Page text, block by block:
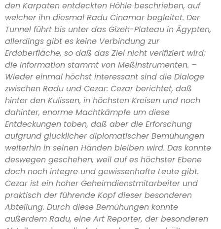
den Karpaten entdeckten Höhle beschrieben, auf
welcher ihn diesmal Radu Cinamar begleitet. Der
Tunnel führt bis unter das Gizeh-Plateau in Ägypten,
allerdings gibt es keine Verbindung zur
Erdoberfläche, so daß das Ziel nicht verifiziert wird;
die Information stammt von Meßinstrumenten. –
Wieder einmal höchst interessant sind die Dialoge
zwischen Radu und Cezar: Cezar berichtet, daß
hinter den Kulissen, in höchsten Kreisen und noch
dahinter, enorme Machtkämpfe um diese
Entdeckungen toben, daß aber die Erforschung
aufgrund glücklicher diplomatischer Bemühungen
weiterhin in seinen Händen bleiben wird. Das konnte
deswegen geschehen, weil auf es höchster Ebene
doch noch integre und gewissenhafte Leute gibt.
Cezar ist ein hoher Geheimdienstmitarbeiter und
praktisch der führende Kopf dieser besonderen
Abteilung. Durch diese Bemühungen konnte
außerdem Radu, eine Art Reporter, der besonderen